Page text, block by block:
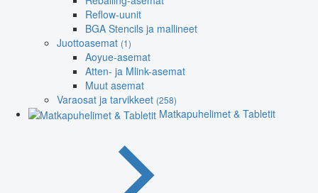
Reflow-uunit
BGA Stencils ja mallineet
Juottoasemat (1)
Aoyue-asemat
Atten- ja Mlink-asemat
Muut asemat
Varaosat ja tarvikkeet (258)
Matkapuhelimet & Tabletit